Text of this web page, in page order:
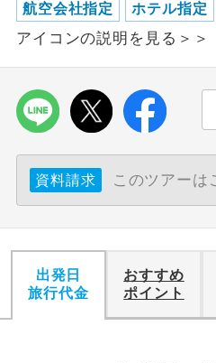
航空会社指定 ホテル指定
アイコンの説明を見る＞＞
資料請求 このツアーは
出発日
旅行代金
おすすめ
ポイント
おひとり様バ
ス2席利用
おひとり様
す。